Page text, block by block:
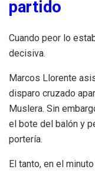
partido
Cuando peor lo
decisiva.
Marcos Llorente
disparo cruzado
Muslera. Sin
el bote del balón y
portería.
El tanto, en el